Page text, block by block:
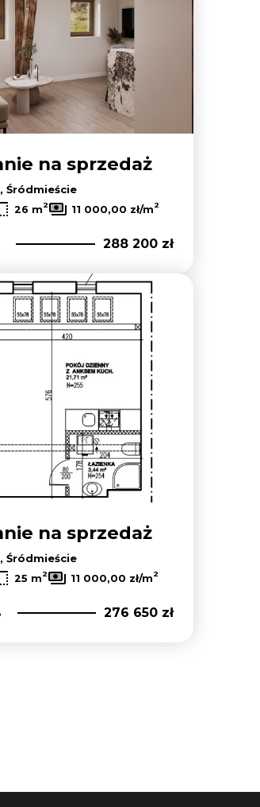
na sprzedaż
Śródmieście
26 m2 11 000,00 zł/m2
288 200 zł
na sprzedaż
Śródmieście
25 m2 11 000,00 zł/m2
276 650 zł